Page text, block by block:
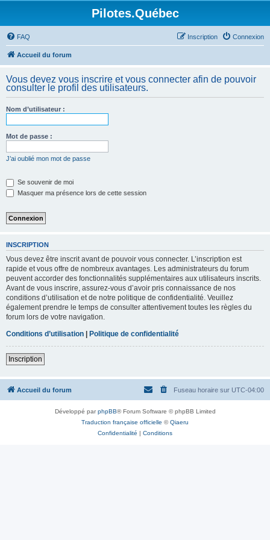
Pilotes.Québec
FAQ Connexion
Inscription
Accueil du forum
Vous devez vous inscrire et vous connecter afin de pouvoir
consulter le profil des utilisateurs.
Nom d’utilisateur :
Mot de passe :
J’ai oublié mon mot de passe
Se souvenir de moi
Masquer ma présence lors de cette session
INSCRIPTION
Vous devez être inscrit avant de pouvoir vous connecter. L’inscription est
rapide et vous offre de nombreux avantages. Les administrateurs du forum
peuvent accorder des fonctionnalités supplémentaires aux utilisateurs inscrits.
Avant de vous inscrire, assurez-vous d’avoir pris connaissance de nos
conditions d’utilisation et de notre politique de confidentialité. Veuillez
également prendre le temps de consulter attentivement toutes les règles du
forum lors de votre navigation.
Conditions d’utilisation | Politique de confidentialité
Inscription
Accueil du forum Fuseau horaire sur UTC-04:00
Développé parphpBB® Forum Software © phpBB Limited
Traduction française officielle ©Qiaeru
Confidentialité | Conditions